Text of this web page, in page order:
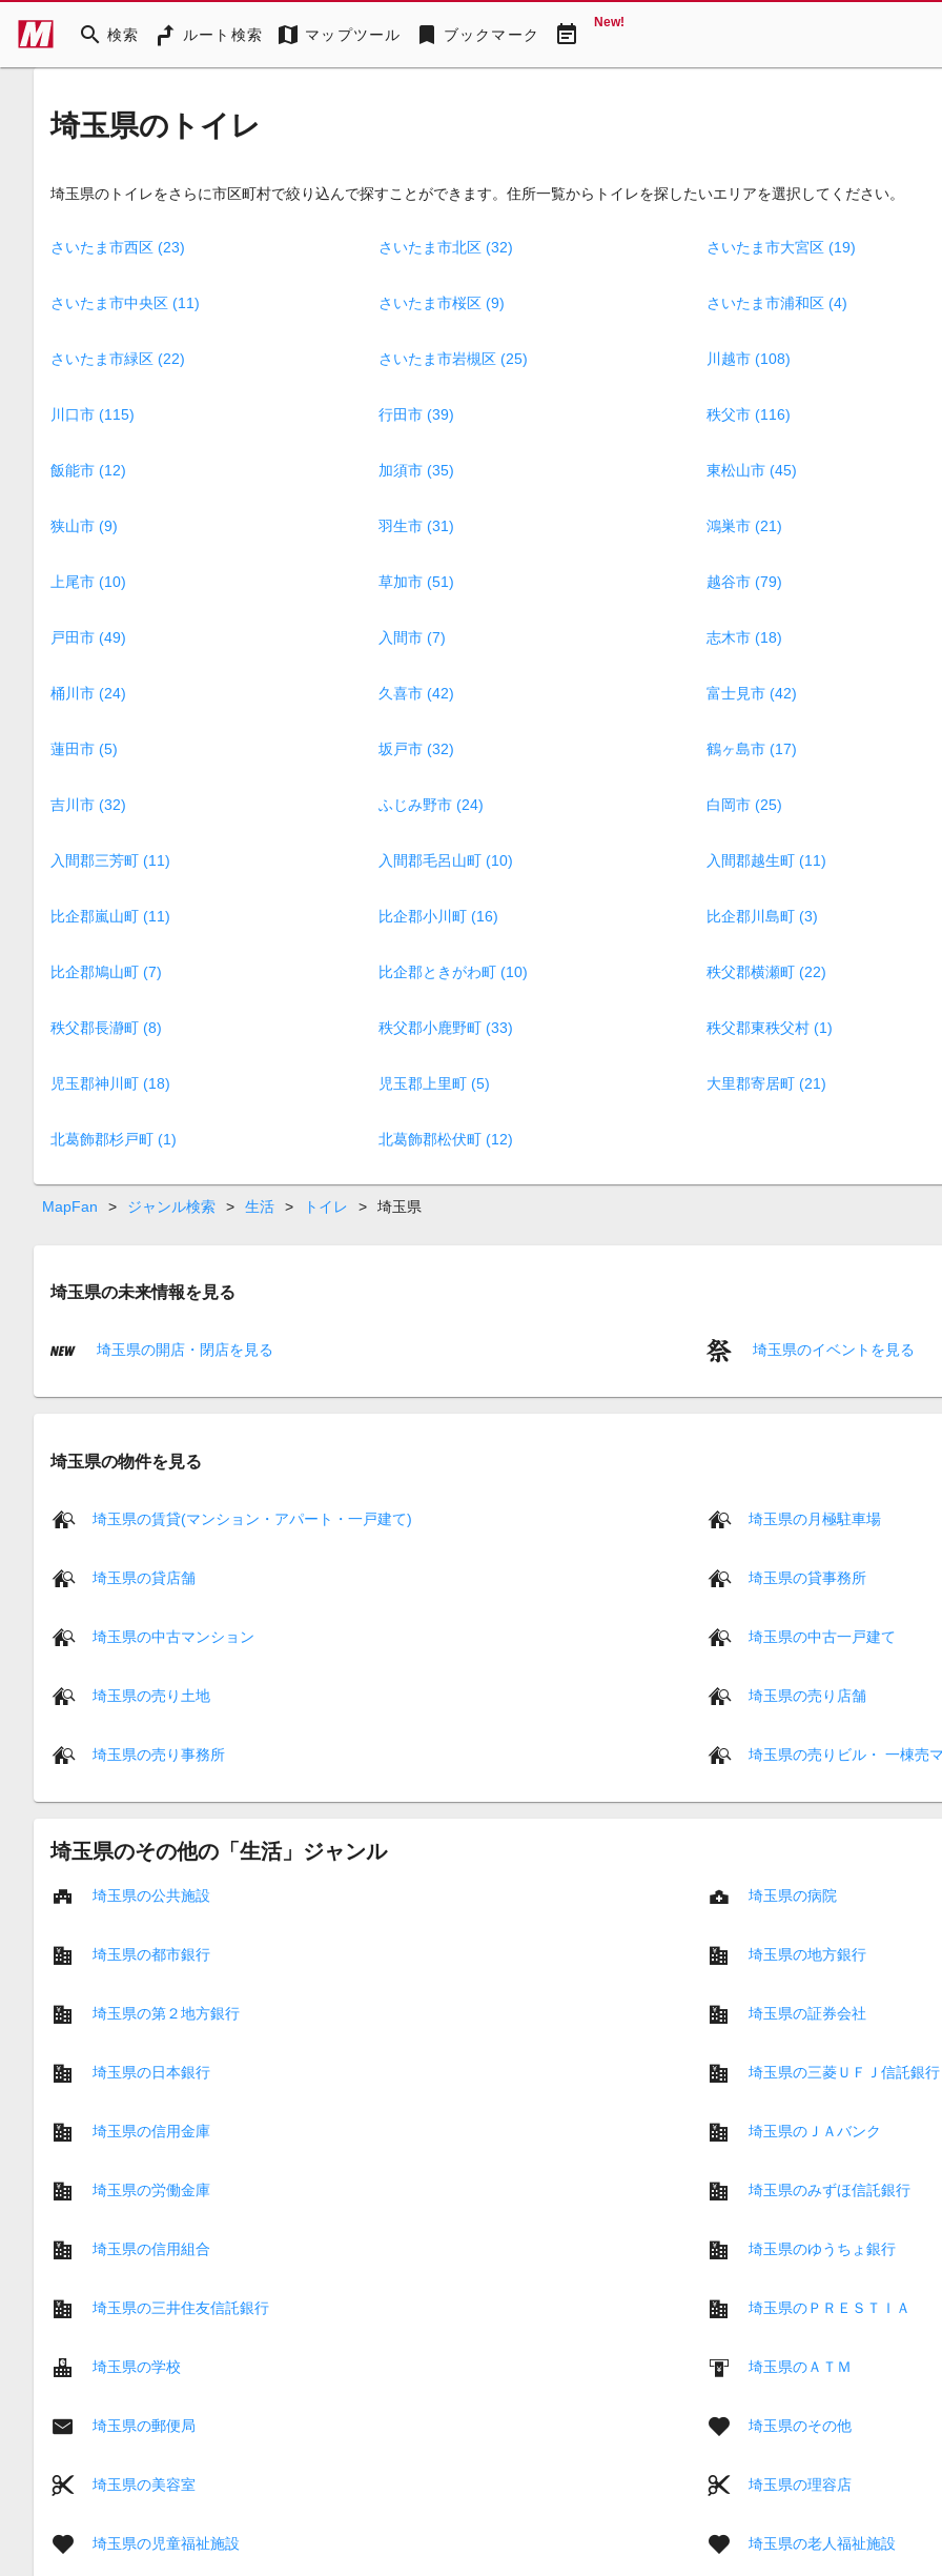
search 検索 ルート検索 map マップツール bookmark ブックマーク event_note New!
埼玉県のトイレ
埼玉県のトイレをさらに市区町村で絞り込んで探すことができます。住所一覧からトイレを探したいエリアを選択してください。
さいたま市西区 (23) さいたま市北区 (32) さいたま市大宮区 (19)
さいたま市中央区 (11) さいたま市桜区 (9) さいたま市浦和区 (4)
さいたま市緑区 (22) さいたま市岩槻区 (25) 川越市 (108)
川口市 (115) 行田市 (39) 秩父市 (116)
飯能市 (12) 加須市 (35) 東松山市 (45)
狭山市 (9) 羽生市 (31) 鴻巣市 (21)
上尾市 (10) 草加市 (51) 越谷市 (79)
戸田市 (49) 入間市 (7) 志木市 (18)
桶川市 (24) 久喜市 (42) 富士見市 (42)
蓮田市 (5) 坂戸市 (32) 鶴ヶ島市 (17)
吉川市 (32) ふじみ野市 (24) 白岡市 (25)
入間郡三芳町 (11) 入間郡毛呂山町 (10) 入間郡越生町 (11)
比企郡嵐山町 (11) 比企郡小川町 (16) 比企郡川島町 (3)
比企郡鳩山町 (7) 比企郡ときがわ町 (10) 秩父郡横瀬町 (22)
秩父郡長瀞町 (8) 秩父郡小鹿野町 (33) 秩父郡東秩父村 (1)
児玉郡神川町 (18) 児玉郡上里町 (5) 大里郡寄居町 (21)
北葛飾郡杉戸町 (1) 北葛飾郡松伏町 (12)
MapFan > ジャンル検索 > 生活 > トイレ > 埼玉県
埼玉県の未来情報を見る
埼玉県の開店・閉店を見る 埼玉県のイベントを見る
埼玉県の物件を見る
埼玉県の賃貸(マンション・アパート・一戸建て) 埼玉県の月極駐車場
埼玉県の貸店舗 埼玉県の貸事務所
埼玉県の中古マンション 埼玉県の中古一戸建て
埼玉県の売り土地 埼玉県の売り店舗
埼玉県の売り事務所 埼玉県の売りビル・ 一棟売
埼玉県のその他の「生活」ジャンル
埼玉県の公共施設 埼玉県の病院
埼玉県の都市銀行 埼玉県の地方銀行
埼玉県の第２地方銀行 埼玉県の証券会社
埼玉県の日本銀行 埼玉県の三菱ＵＦＪ信託銀行
埼玉県の信用金庫 埼玉県のＪＡバンク
埼玉県の労働金庫 埼玉県のみずほ信託銀行
埼玉県の信用組合 埼玉県のゆうちょ銀行
埼玉県の三井住友信託銀行 埼玉県のＰＲＥＳＴＩＡ
埼玉県の学校 埼玉県のＡＴＭ
埼玉県の郵便局 埼玉県のその他
埼玉県の美容室 埼玉県の理容店
埼玉県の児童福祉施設 埼玉県の老人福祉施設